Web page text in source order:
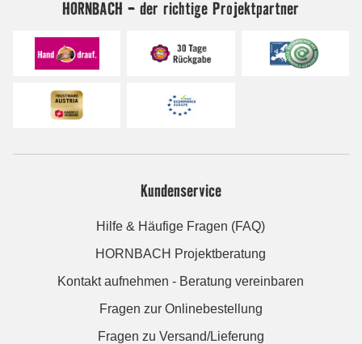
HORNBACH - der richtige Projektpartner
Kundenservice
Hilfe & Häufige Fragen (FAQ)
HORNBACH Projektberatung
Kontakt aufnehmen - Beratung vereinbaren
Fragen zur Onlinebestellung
Fragen zu Versand/Lieferung